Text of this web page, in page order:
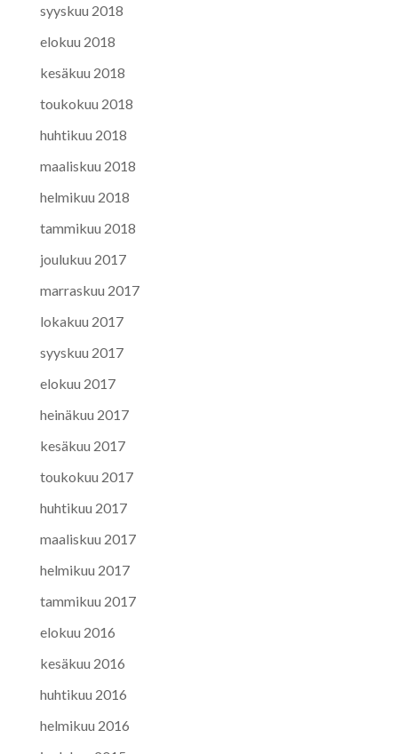
syyskuu 2018
elokuu 2018
kesäkuu 2018
toukokuu 2018
huhtikuu 2018
maaliskuu 2018
helmikuu 2018
tammikuu 2018
joulukuu 2017
marraskuu 2017
lokakuu 2017
syyskuu 2017
elokuu 2017
heinäkuu 2017
kesäkuu 2017
toukokuu 2017
huhtikuu 2017
maaliskuu 2017
helmikuu 2017
tammikuu 2017
elokuu 2016
kesäkuu 2016
huhtikuu 2016
helmikuu 2016